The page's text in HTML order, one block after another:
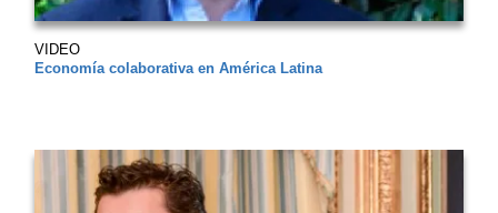
VIDEO
Economía colaborativa en América Latina